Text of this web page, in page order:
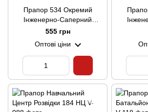
Прапор 534 Окремий
Інженерно-Саперний
Батальйон (V-263-4)
555 грн
Оптові ціни